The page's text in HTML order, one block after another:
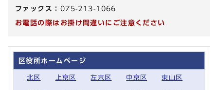
ファックス： 075-213-1066
お電話の際はお掛け間違いにご注意ください
区役所ホームページ
北区 上京区 左京区 中京区 東山区